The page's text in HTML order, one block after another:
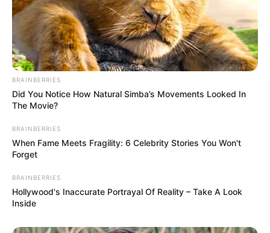
200 ml Gemüsebrühe
2 EL Apfelessig oder Balsamico
1 TL Zucker oder Honig
Salz und frisch gemahlener Pfeffer
1 Bund Petersilie oder frischer Dill
Optional für eine cremige Variante:
2 EL Crème fraîche oder Sauerrahm
BRAINBERRIES
Did You Notice How Natural Simba’s Movements Looked In
The Movie?
BRAINBERRIES
When Fame Meets Fragility: 6 Celebrity Stories You Won't
Forget
BRAINBERRIES
Hollywood's Inaccurate Portrayal Of Reality – Take A Look
Inside